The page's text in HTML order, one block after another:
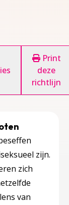
Print
deze
richtlijn
zijn.
zich
van